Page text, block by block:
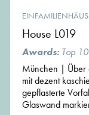
House L019
Awards: Top
München | Über
mit dezent
gepflasterte
Glaswand